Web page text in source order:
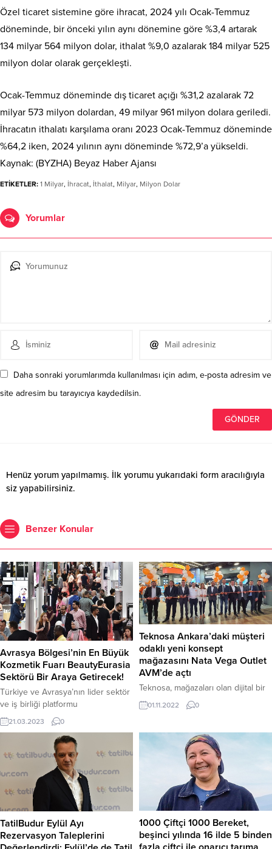
Özel ticaret sistemine göre ihracat, 2024 yılı Ocak-Temmuz
döneminde, bir önceki yılın aynı dönemine göre %3,4 artarak
134 milyar 564 milyon dolar, ithalat %9,0 azalarak 184 milyar 525
milyon dolar olarak gerçekleşti.
Ocak-Temmuz döneminde dış ticaret açığı %31,2 azalarak 72
milyar 573 milyon dolardan, 49 milyar 961 milyon dolara geriledi.
İhracatın ithalatı karşılama oranı 2023 Ocak-Temmuz döneminde
%64,2 iken, 2024 yılının aynı döneminde %72,9’a yükseldi.
Kaynak: (BYZHA) Beyaz Haber Ajansı
ETİKETLER: 1 Milyar, İhracat, İthalat, Milyar, Milyon Dolar
Yorumlar
Daha sonraki yorumlarımda kullanılması için adım, e-posta adresim ve
site adresim bu tarayıcıya kaydedilsin.
Henüz yorum yapılmamış. İlk yorumu yukarıdaki form aracılığıyla
siz yapabilirsiniz.
Benzer Konular
Avrasya Bölgesi’nin En Büyük
Kozmetik Fuarı BeautyEurasia
Sektörü Bir Araya Getirecek!
Türkiye ve Avrasya’nın lider sektör
ve iş birliği platformu
BeautyEurasia, 2023 yılında da
yerli katılımcılar ile yabancı alıcıları
buluşturmak için hazırlıklarını tüm
hızıyla sürdürüyor. İstanbul Fuar
Merkezi’nde, 15-17 Haziran 2023
tarihleri arasında gerçekleştirilecek
olan 18. Uluslararası Kozmetik,
Güzellik ve Kuaför Fuarı –
BeautyEurasia, sektördeki önemli
kurum ve kuruluşların iş
birliğinde,...
21.03.2023 0
Teknosa Ankara’daki müşteri
odaklı yeni konsept
mağazasını Nata Vega Outlet
AVM’de açtı
Teknosa, mağazaları olan dijital bir
platforma dönüşüm yolculuğunda
müşteriyi odağa alan yeni konsept
Ankara’da da açtı. Teknosa, Nata
Vega Outlet AVM’deki
mağazasında, deneyim alanları ve
bilgilendirme ekranları sayesinde
müşterilerine daha dijital ve yalın
bir deneyim sunacak. Mağaza ağını
deneyimle güçlendirmeyi sürdüren
Sabancı Holding iştiraklerinden
Teknosa, City’s İstanbul...
01.11.2022 0
TatilBudur Eylül Ayı
Rezervasyon Taleplerini
1000 Çiftçi 1000 Bereket,
beşinci yılında 16 ilde 5 binden